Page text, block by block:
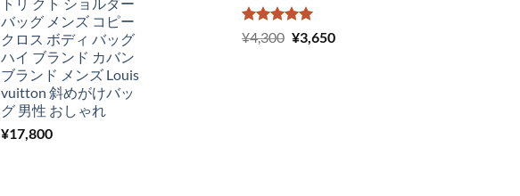
バッグ メンズ コピー
クロス ボディ バッグ
ハイ ブランド カバン
ブランド メンズ Louis
vuitton 斜めがけバッ
グ 男性 おしゃれ
¥17,800
5段階中
5.00
の評価
¥4,300 元
¥3,650現